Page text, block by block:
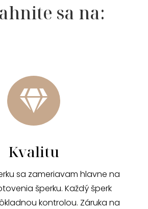
sa na:

Kvalitu
sa zameriavam hlavne na
šperku. Každý šperk
kontrolou. Záruka na